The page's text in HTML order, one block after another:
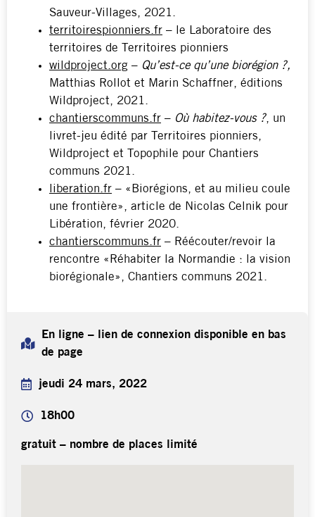
Sauveur-Villages, 2021.
territoirespionniers.fr – le Laboratoire des
territoires de Territoires pionniers
wildproject.org – Qu’est-ce qu’une biorégion ?,
Matthias Rollot et Marin Schaffner, éditions
Wildproject, 2021.
chantierscommuns.fr – Où habitez-vous ?, un
livret-jeu édité par Territoires pionniers,
Wildproject et Topophile pour Chantiers
communs 2021.
liberation.fr – «Biorégions, et au milieu coule
une frontière», article de Nicolas Celnik pour
Libération, février 2020.
chantierscommuns.fr – Réécouter/revoir la
rencontre «Réhabiter la Normandie : la vision
biorégionale», Chantiers communs 2021.
En ligne – lien de connexion disponible en bas
de page
jeudi 24 mars, 2022
18h00
gratuit – nombre de places limité